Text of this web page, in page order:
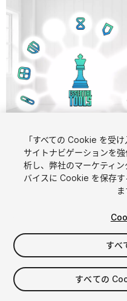
$15.20
シート 1
「すべての Cookie を受
サイトナビゲーションを
析し、弊社のマーケティ
バイスに Cookie を保存
ま
すべ
すべての